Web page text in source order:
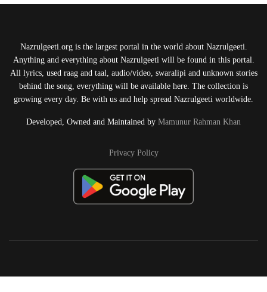
Nazrulgeeti.org is the largest portal in the world about Nazrulgeeti.
Anything and everything about Nazrulgeeti will be found in this portal.
All lyrics, used raag and taal, audio/video, swaralipi and unknown stories
behind the song, everything will be available here. The collection is
growing every day. Be with us and help spread Nazrulgeeti worldwide.
Developed, Owned and Maintained by Mamunur Rahman Khan
Privacy Policy